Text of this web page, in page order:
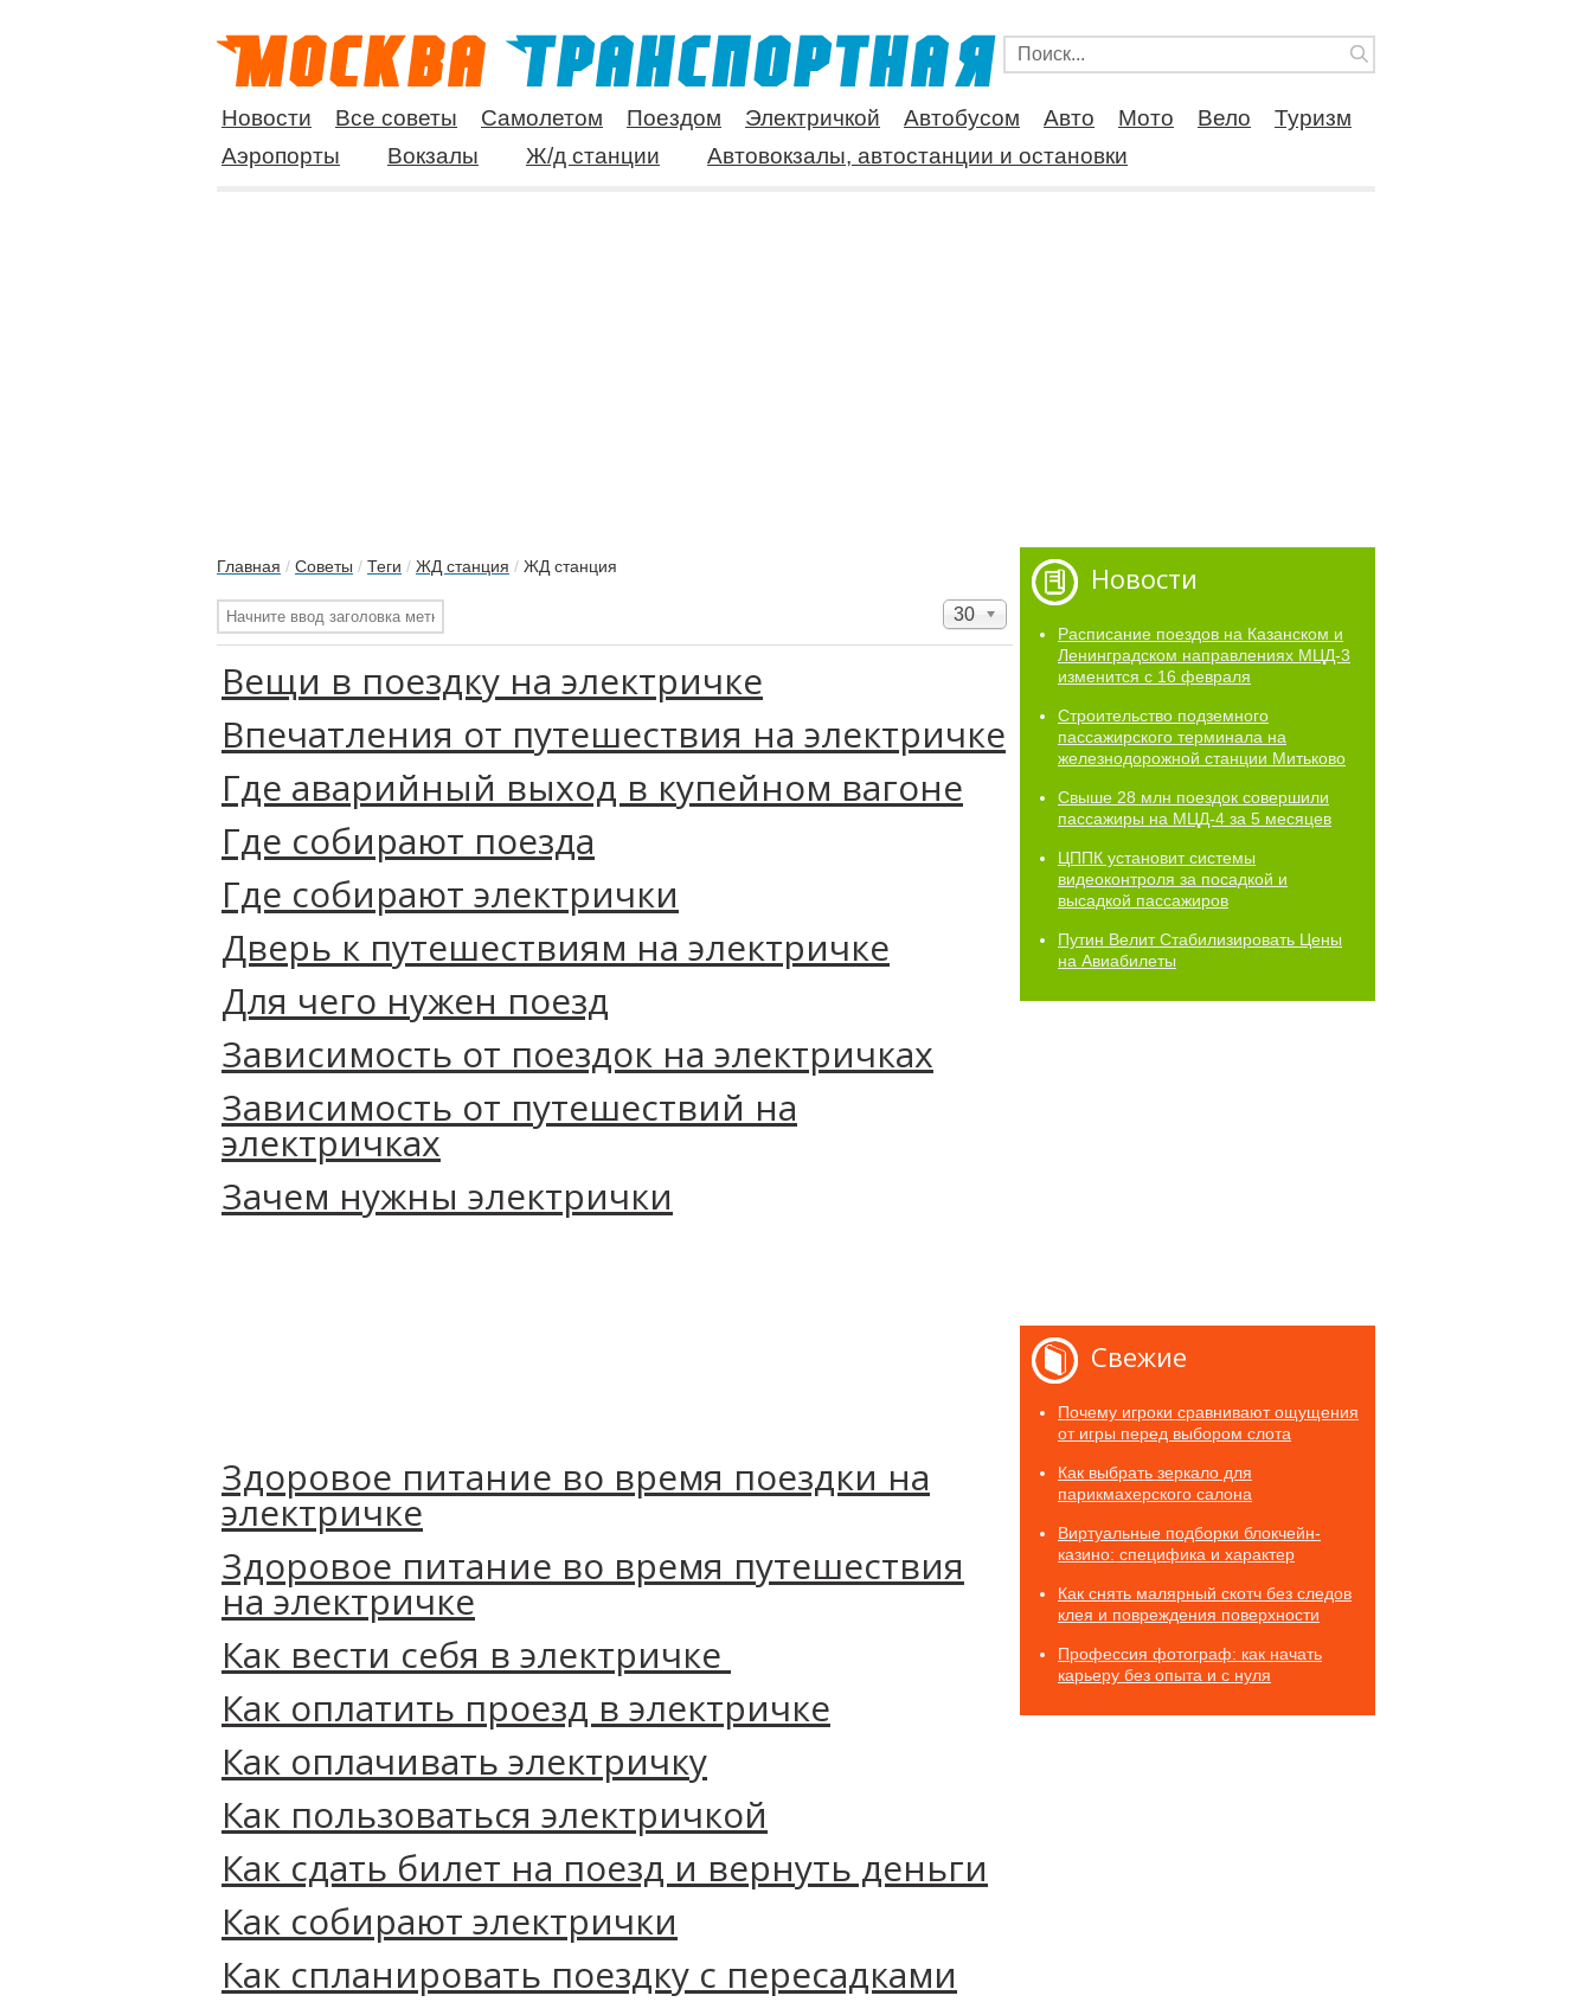
Новости Все советы Самолетом Поездом Электричкой Автобусом Авто Мото Вело
Туризм
Аэропорты
Вокзалы Ж/д станции Автовокзалы, автостанции и остановки
Главная / Советы / Теги / ЖД станция / ЖД станция
30
Вещи в поездку на электричке
Впечатления от путешествия на электричке
Где аварийный выход в купейном вагоне
Где собирают поезда
Где собирают электрички
Дверь к путешествиям на электричке
Для чего нужен поезд
Зависимость от поездок на электричках
Зависимость от путешествий на
электричках
Зачем нужны электрички
Здоровое питание во время поездки на
электричке
Здоровое питание во время путешествия
на электричке
Как‌ ‌вести‌ ‌себя‌ ‌в‌ ‌электричке‌ ‌
Как оплатить проезд в электричке
Как оплачивать электричку
Как пользоваться электричкой
Как сдать билет на поезд и вернуть деньги
Как собирают электрички
Как спланировать поездку с пересадками
Новости
Расписание поездов на Казанском и
Ленинградском направлениях МЦД-3
изменится с 16 февраля
Строительство подземного
пассажирского терминала на
железнодорожной станции Митьково
Свыше 28 млн поездок совершили
пассажиры на МЦД-4 за 5 месяцев
ЦППК установит системы
видеоконтроля за посадкой и
высадкой пассажиров
Путин Велит Стабилизировать Цены
на Авиабилеты
Свежие
Почему игроки сравнивают ощущения
от игры перед выбором слота
Как выбрать зеркало для
парикмахерского салона
Виртуальные подборки блокчейн-
казино: специфика и характер
Как снять малярный скотч без следов
клея и повреждения поверхности
Профессия фотограф: как начать
карьеру без опыта и с нуля